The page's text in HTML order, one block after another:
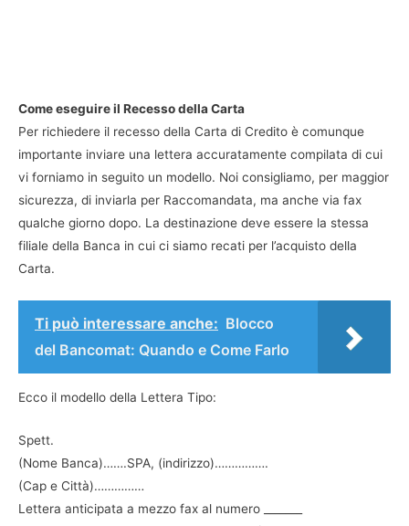
Come eseguire il Recesso della Carta
Per richiedere il recesso della Carta di Credito è comunque
importante inviare una lettera accuratamente compilata di cui
vi forniamo in seguito un modello. Noi consigliamo, per maggior
sicurezza, di inviarla per Raccomandata, ma anche via fax
qualche giorno dopo. La destinazione deve essere la stessa
filiale della Banca in cui ci siamo recati per l’acquisto della
Carta.
Ti può interessare anche: Blocco
del Bancomat: Quando e Come Farlo
Ecco il modello della Lettera Tipo:
Spett.
(Nome Banca)…….SPA, (indirizzo)…………….
(Cap e Città)……………
Lettera anticipata a mezzo fax al numero _______